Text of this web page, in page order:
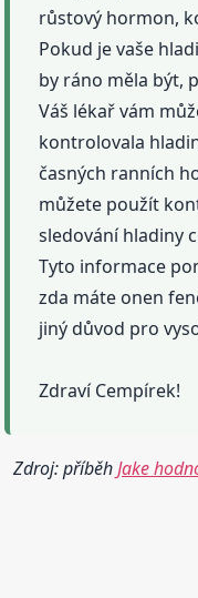
růstový hormon,
Pokud je vaše
by ráno měla být,
Váš lékař vám
kontrolovala
časných ranních
můžete použít
sledování hladiny
Tyto informace
zda máte onen
jiný důvod pro
Zdraví Cempírek!
Zdroj: příběhJake